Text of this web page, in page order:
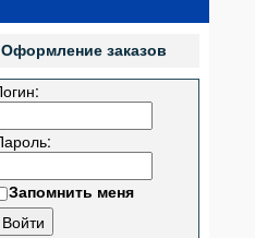
Оформление заказов
Запомнить меня